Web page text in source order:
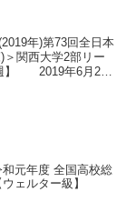
年)第73回全日本
関西大学2部リー
週】 2019年6月23
元年度 全国高校総
ェルター級】